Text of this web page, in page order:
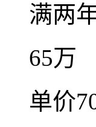
满两
65万
单价